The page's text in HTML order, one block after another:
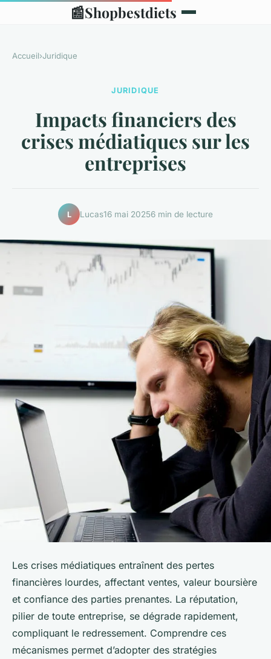
📰Shopbestdiets
Accueil›Juridique
JURIDIQUE
Impacts financiers des
crises médiatiques sur les
entreprises
L Lucas16 mai 20256 min de lecture
Les crises médiatiques entraînent des pertes
financières lourdes, affectant ventes, valeur boursière
et confiance des parties prenantes. La réputation,
pilier de toute entreprise, se dégrade rapidement,
compliquant le redressement. Comprendre ces
mécanismes permet d’adopter des stratégies